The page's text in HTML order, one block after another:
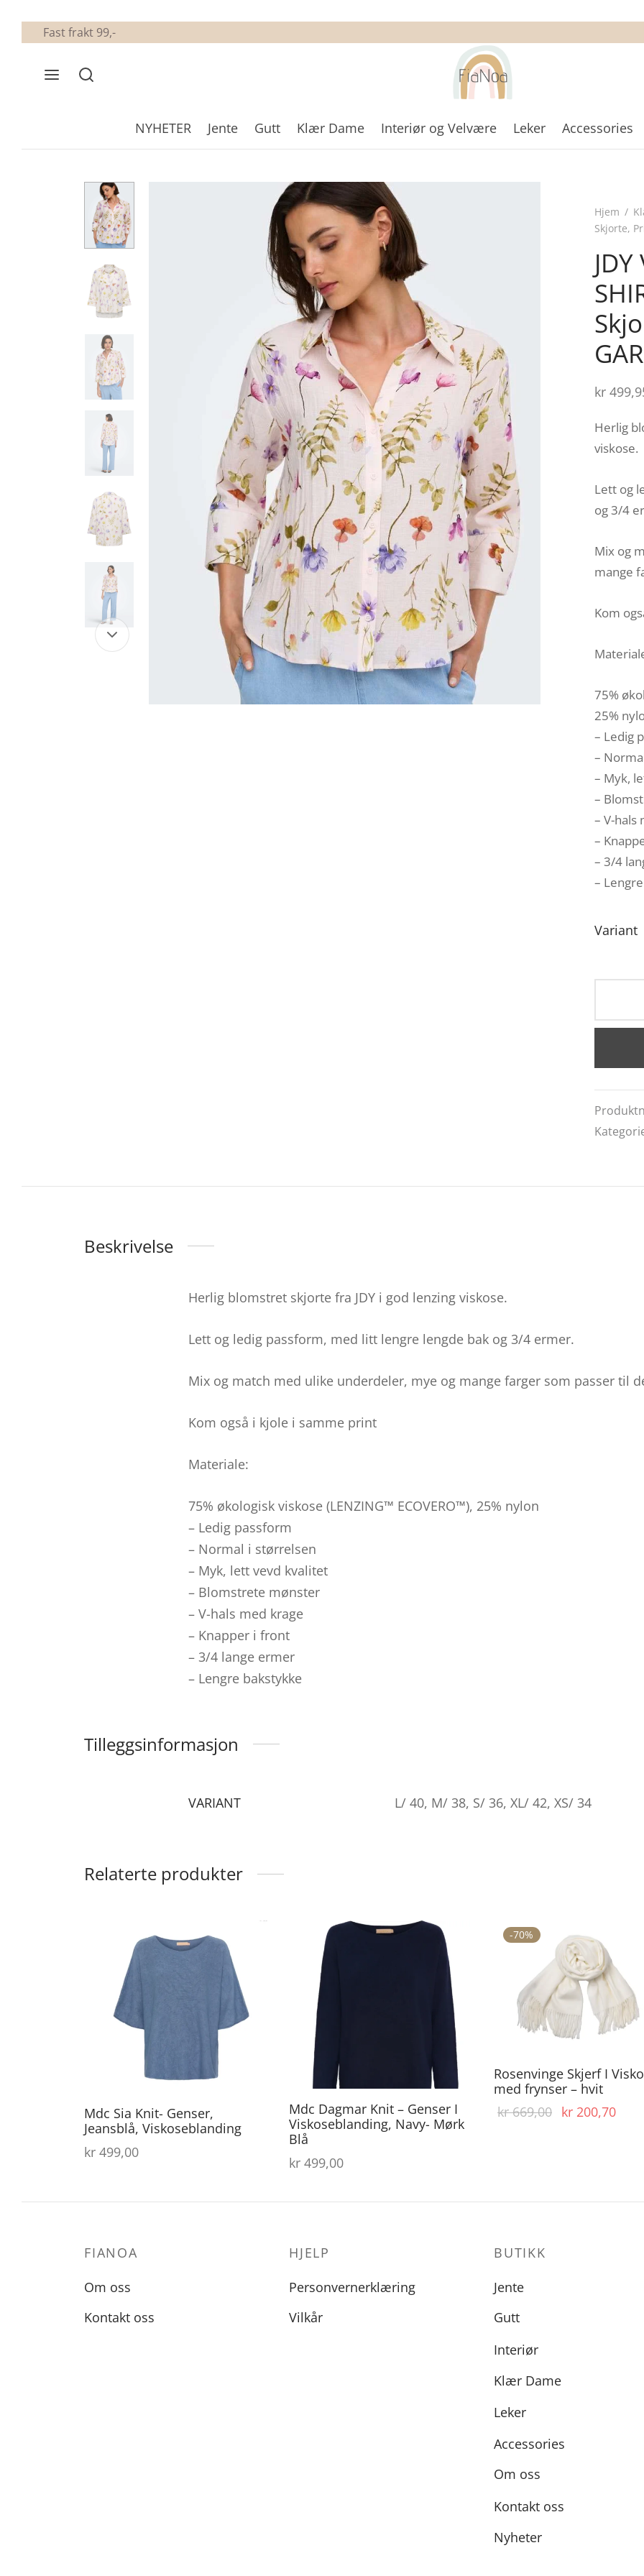
Fast frakt 99,-
NYHETER Jente Gutt Klær Dame Interiør og Velvære Leker Accessories
Hjem /
Skjorte,
kr
Herlig
viskose.
Lett og
og 3/4
Mix og
mange
Kom
75%
25%
– Ledig
–
– Myk,
–
– V-hals
–
– 3/4
–
Variant
Beskrivelse
Herlig blomstret skjorte fra JDY i god lenzing viskose.
Lett og ledig passform, med litt lengre lengde bak og 3/4 ermer.
Mix og match med ulike underdeler, mye og mange farger som passer til
Kom også i kjole i samme print
Materiale:
75% økologisk viskose (LENZING™ ECOVERO™), 25% nylon
– Ledig passform
– Normal i størrelsen
– Myk, lett vevd kvalitet
– Blomstrete mønster
– V-hals med krage
– Knapper i front
– 3/4 lange ermer
– Lengre bakstykke
Tilleggsinformasjon
VARIANT L/ 40, M/ 38, S/ 36, XL/ 42, XS/ 34
Relaterte produkter
Mdc Sia Knit- Genser,
Jeansblå, Viskoseblanding
kr 499,00
Dette
produktet
har
flere
varianter.
Alternativene
kan
velges
Mdc Dagmar Knit – Genser I
Viskoseblanding, Navy- Mørk
Blå
kr 499,00
-70%
Rosenvinge Skjerf I
med frynser – hvit
kr669,00 Opprinnelig
kr 200,70
FIANOA
Om oss
Kontakt oss
HJELP
Personvernerklæring
Vilkår
BUTIKK
Jente
Gutt
Interiør
Klær Dame
Leker
Accessories
Om oss
Kontakt oss
Nyheter